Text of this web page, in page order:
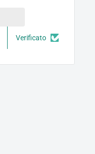
Verificato